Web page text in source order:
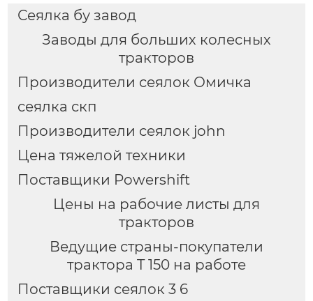
Сеялка бу завод
Заводы для больших колесных
тракторов
Производители сеялок Омичка
сеялка скп
Производители сеялок john
Цена тяжелой техники
Поставщики Powershift
Цены на рабочие листы для
тракторов
Ведущие страны-покупатели
трактора T 150 на работе
Поставщики сеялок 3 6